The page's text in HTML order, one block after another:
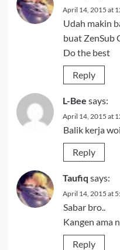
April 14, 2015 at
Udah makin
buat ZenSub
Do the best
Reply
L-Bee says:
April 14, 2015 at
Balik kerja
Reply
Taufiq says:
April 14, 2015 at
Sabar bro..
Kangen ama
Reply